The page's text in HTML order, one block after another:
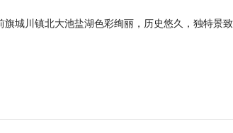
旗城川镇北大池盐湖色彩绚丽，历史悠久，独特景